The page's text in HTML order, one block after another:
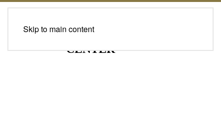
Skip to main content